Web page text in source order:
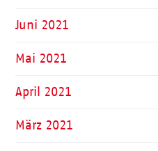
Juni 2021
Mai 2021
April 2021
März 2021